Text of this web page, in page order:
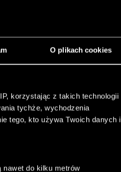
O plikach cookies
korzystając z takich technologii
tychże, wychodzenia
tego, kto używa Twoich danych i
nawet do kilku metrów